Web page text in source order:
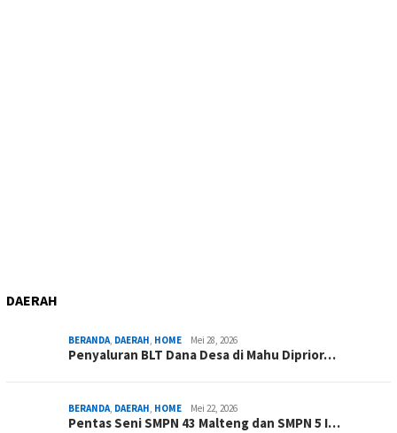
DAERAH
BERANDA, DAERAH, HOME Mei 28, 2026
Penyaluran BLT Dana Desa di Mahu Diprior…
BERANDA, DAERAH, HOME Mei 22, 2026
Pentas Seni SMPN 43 Malteng dan SMPN 5 I…